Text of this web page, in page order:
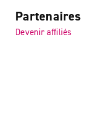
Partenaires
Devenir affiliés